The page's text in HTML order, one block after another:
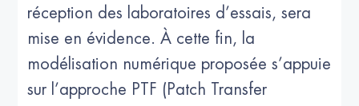
réception des laboratoires d’essais, sera
mise en évidence. À cette fin, la
modélisation numérique proposée s’appuie
sur l’approche PTF (Patch Transfer